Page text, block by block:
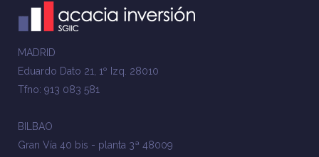
MADRID
Eduardo Dato 21, 1º Izq. 28010
Tfno: 913 083 581
BILBAO
Gran Vía 40 bis - planta 3ª 48009